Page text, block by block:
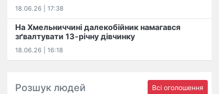
18.06.26 | 17:38
На Хмельниччині далекобійник намагався
зґвалтувати 13-річну дівчинку
18.06.26 | 16:18
Розшук людей Всі оголошення